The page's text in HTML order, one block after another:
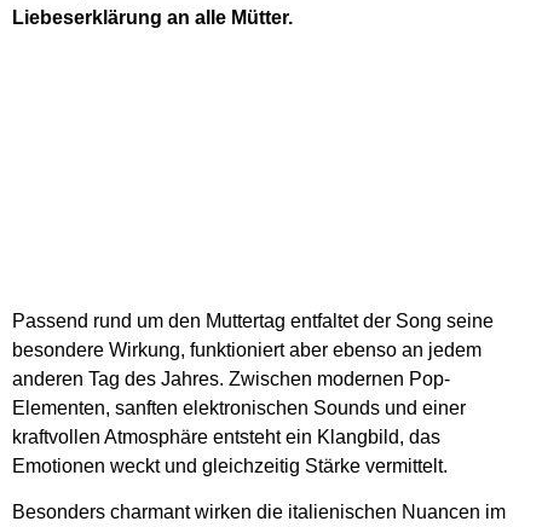
Liebeserklärung an alle Mütter.
Passend rund um den Muttertag entfaltet der Song seine
besondere Wirkung, funktioniert aber ebenso an jedem
anderen Tag des Jahres. Zwischen modernen Pop-
Elementen, sanften elektronischen Sounds und einer
kraftvollen Atmosphäre entsteht ein Klangbild, das
Emotionen weckt und gleichzeitig Stärke vermittelt.
Besonders charmant wirken die italienischen Nuancen im